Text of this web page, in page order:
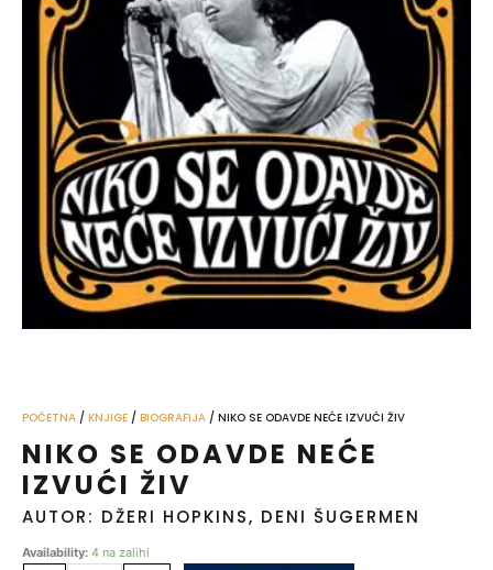
POČETNA / KNJIGE / BIOGRAFIJA / NIKO SE ODAVDE NEĆE IZVUĆI ŽIV
NIKO SE ODAVDE NEĆE
IZVUĆI ŽIV
AUTOR: DŽERI HOPKINS, DENI ŠUGERMEN
Availability: 4 na zalihi
Niko